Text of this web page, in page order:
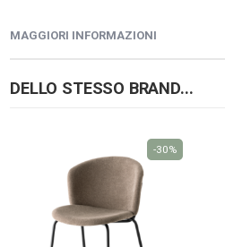
MAGGIORI INFORMAZIONI
DELLO STESSO BRAND...
-30%